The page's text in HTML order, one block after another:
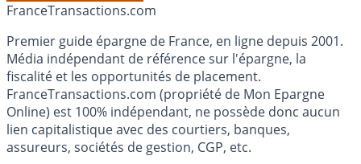
Accéder au simulateur
FranceTransactions.com
Premier guide épargne de France, en ligne depuis 2001.
Média indépendant de référence sur l'épargne, la
fiscalité et les opportunités de placement.
FranceTransactions.com (propriété de Mon Epargne
Online) est 100% indépendant, ne possède donc aucun
lien capitalistique avec des courtiers, banques,